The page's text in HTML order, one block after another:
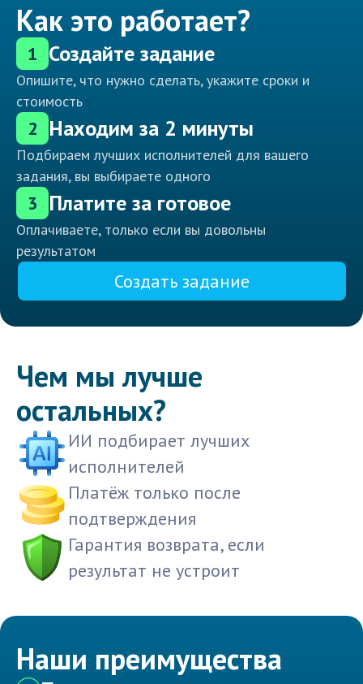
Как это работает?
1 Создайте задание
Опишите, что нужно сделать, укажите сроки и
стоимость
2 Находим за 2 минуты
Подбираем лучших исполнителей для вашего
задания, вы выбираете одного
3 Платите за готовое
Оплачиваете, только если вы довольны
результатом
Создать задание
Чем мы лучше
остальных?
ИИ подбирает лучших
исполнителей
Платёж только после
подтверждения
Гарантия возврата, если
результат не устроит
Наши преимущества